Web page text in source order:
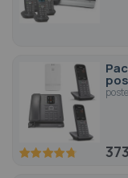
95 100